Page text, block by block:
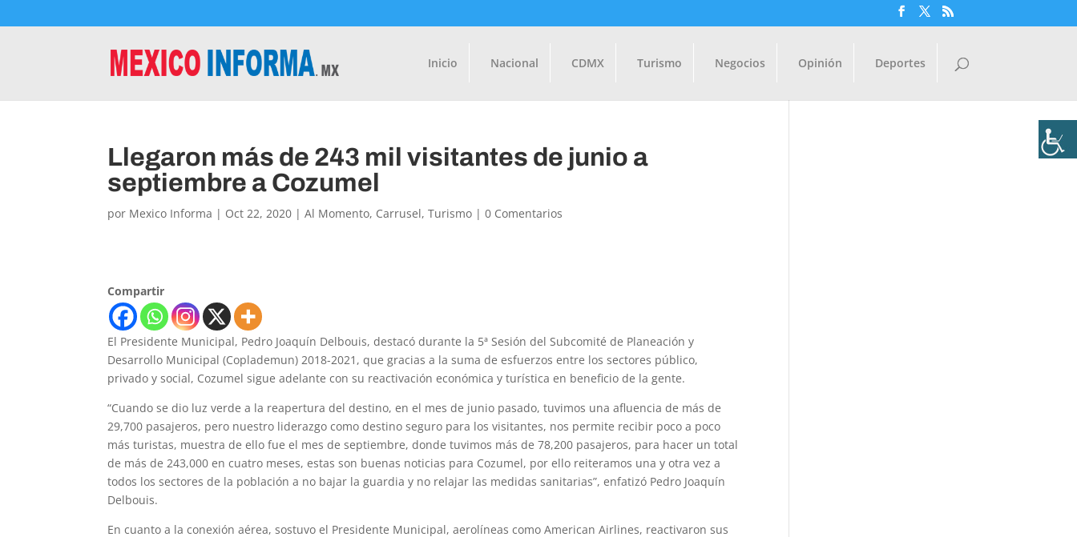
Inicio Nacional CDMX Turismo Negocios Opinión Deportes
Llegaron más de 243 mil visitantes de junio a
septiembre a Cozumel
por Mexico Informa | Oct 22, 2020 |Al Momento, Carrusel,Turismo |0 Comentarios
Compartir
El Presidente Municipal, Pedro Joaquín Delbouis, destacó durante la 5ª Sesión del Subcomité de Planeación y
Desarrollo Municipal (Coplademun) 2018-2021, que gracias a la suma de esfuerzos entre los sectores público,
privado y social, Cozumel sigue adelante con su reactivación económica y turística en beneficio de la gente.
“Cuando se dio luz verde a la reapertura del destino, en el mes de junio pasado, tuvimos una afluencia de más de
29,700 pasajeros, pero nuestro liderazgo como destino seguro para los visitantes, nos permite recibir poco a poco
más turistas, muestra de ello fue el mes de septiembre, donde tuvimos más de 78,200 pasajeros, para hacer un total
de más de 243,000 en cuatro meses, estas son buenas noticias para Cozumel, por ello reiteramos una y otra vez a
todos los sectores de la población a no bajar la guardia y no relajar las medidas sanitarias”, enfatizó Pedro Joaquín
Delbouis.
En cuanto a la conexión aérea, sostuvo el Presidente Municipal, aerolíneas como American Airlines, reactivaron sus